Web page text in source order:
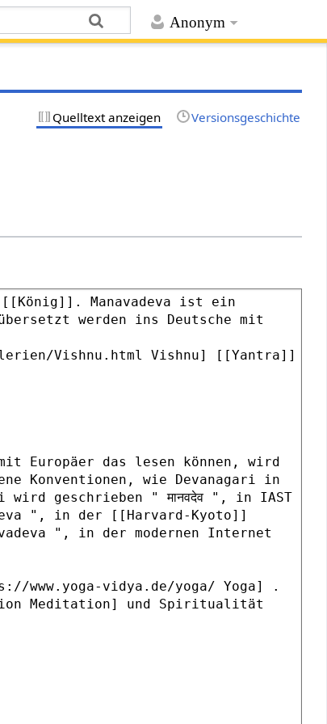
Anonym
Quelltext anzeigen Versionsgeschichte